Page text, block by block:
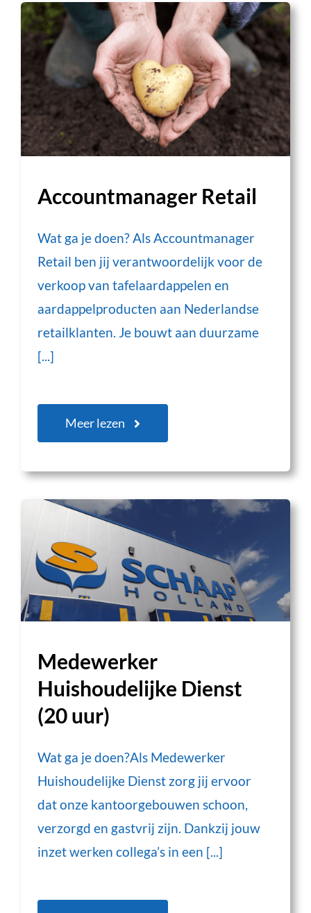
Accountmanager Retail
Wat ga je doen? Als Accountmanager
Retail ben jij verantwoordelijk voor de
verkoop van tafelaardappelen en
aardappelproducten aan Nederlandse
retailklanten. Je bouwt aan duurzame
[...]
Meer lezen
Medewerker
Huishoudelijke Dienst
(20 uur)
Wat ga je doen?Als Medewerker
Huishoudelijke Dienst zorg jij ervoor
dat onze kantoorgebouwen schoon,
verzorgd en gastvrij zijn. Dankzij jouw
inzet werken collega’s in een [...]